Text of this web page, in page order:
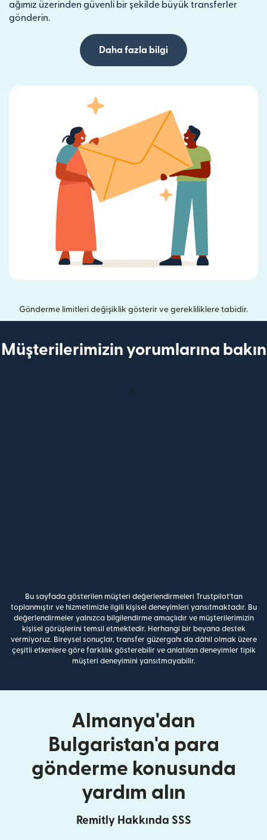
ağımız üzerinden güvenli bir şekilde büyük transferler
gönderin.
Daha fazla bilgi
Gönderme limitleri değişiklik gösterir ve gerekliliklere tabidir.
Müşterilerimizin yorumlarına bakın
Bu sayfada gösterilen müşteri değerlendirmeleri Trustpilot'tan
toplanmıştır ve hizmetimizle ilgili kişisel deneyimleri yansıtmaktadır. Bu
değerlendirmeler yalnızca bilgilendirme amaçlıdır ve müşterilerimizin
kişisel görüşlerini temsil etmektedir. Herhangi bir beyana destek
vermiyoruz. Bireysel sonuçlar, transfer güzergahı da dâhil olmak üzere
çeşitli etkenlere göre farklılık gösterebilir ve anlatılan deneyimler tipik
müşteri deneyimini yansıtmayabilir.
Almanya'dan
Bulgaristan'a para
gönderme konusunda
yardım alın
Remitly Hakkında SSS